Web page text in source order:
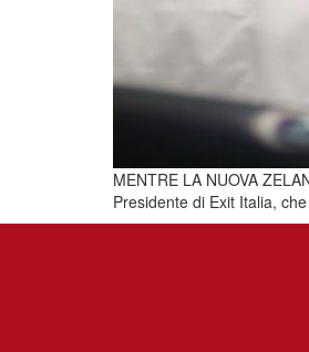
MENTRE LA NUOVA
Presidente di Exit Italia,